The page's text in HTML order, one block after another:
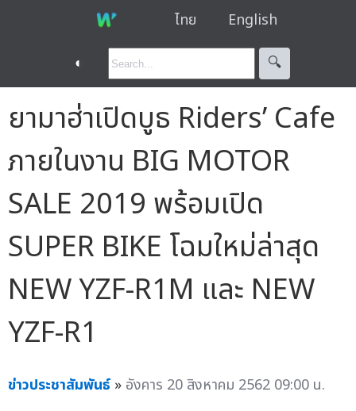
ไทย English
◐ 🔍︎
ยามาฮ่าเปิดบูธ Riders’ Cafe
ภายในงาน BIG MOTOR
SALE 2019 พร้อมเปิด
SUPER BIKE โฉมใหม่ล่าสุด
NEW YZF-R1M และ NEW
YZF-R1
ข่าวประชาสัมพันธ์ » อังคาร 20 สิงหาคม 2562 09:00 น.